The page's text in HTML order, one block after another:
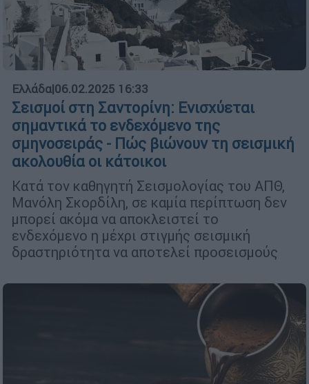
Ελλάδα|06.02.2025 16:33
Σεισμοί στη Σαντορίνη: Ενισχύεται
σημαντικά το ενδεχόμενο της
σμηνοσειράς - Πώς βιώνουν τη σεισμική
ακολουθία οι κάτοικοι
Κατά τον καθηγητή Σεισμολογίας του ΑΠΘ,
Μανόλη Σκορδίλη, σε καμία περίπτωση δεν
μπορεί ακόμα να αποκλειστεί το
ενδεχόμενο η μέχρι στιγμής σεισμική
δραστηριότητα να αποτελεί προσεισμούς